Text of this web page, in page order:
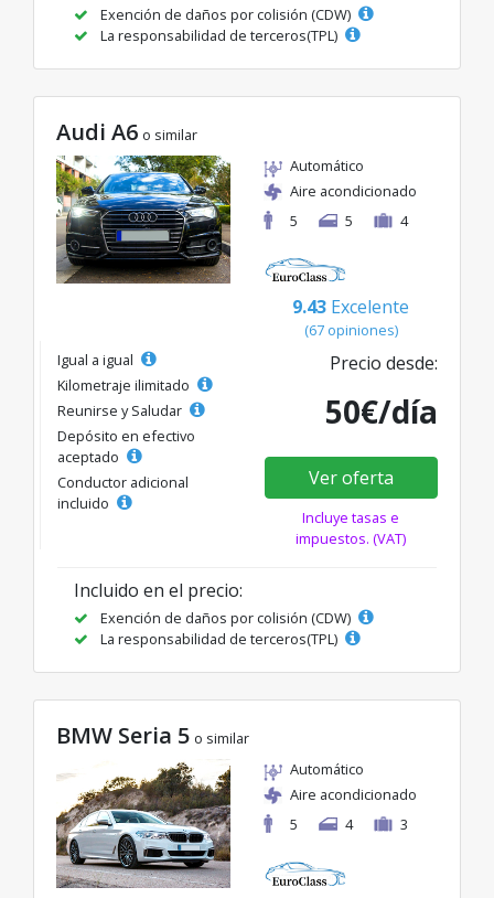
Exención de daños por colisión (CDW)
La responsabilidad de terceros(TPL)
Audi A6 o similar
Automático
Aire acondicionado
5
5 4
9.43 Excelente
(67 opiniones)
Igual a igual
Kilometraje ilimitado
Reunirse y Saludar
Depósito en efectivo
aceptado
Conductor adicional
incluido
Precio desde:
50€/día
Ver oferta
Incluye tasas e
impuestos. (VAT)
Incluido en el precio:
Exención de daños por colisión (CDW)
La responsabilidad de terceros(TPL)
BMW Seria 5 o similar
Automático
Aire acondicionado
5
4 3